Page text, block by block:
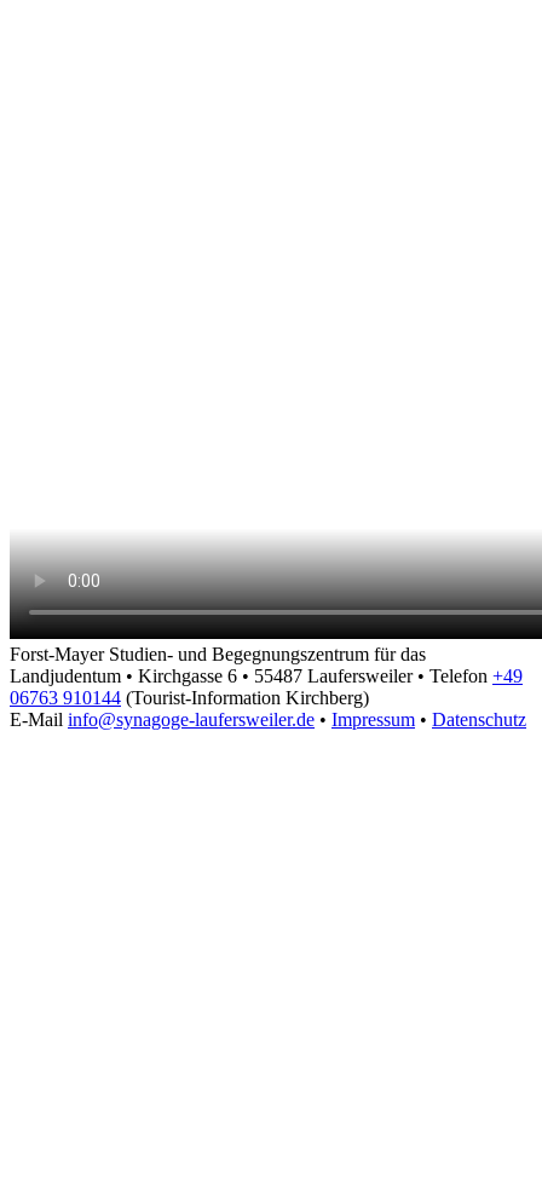
Forst-Mayer Studien- und Begegnungszentrum für das
Landjudentum • Kirchgasse 6 • 55487 Laufersweiler • Telefon +49
06763 910144 (Tourist-Information Kirchberg)
E-Mail info@synagoge-laufersweiler.de • Impressum • Datenschutz